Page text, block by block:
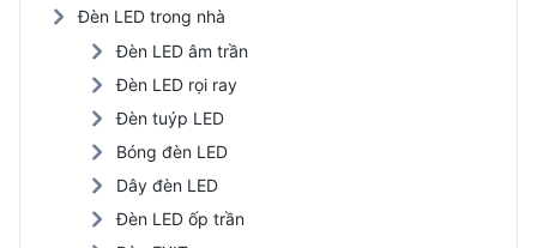
Đèn LED trong nhà
Đèn LED âm trần
Đèn LED rọi ray
Đèn tuýp LED
Bóng đèn LED
Dây đèn LED
Đèn LED ốp trần